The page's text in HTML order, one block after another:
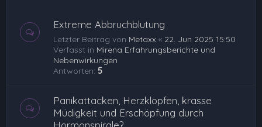
Extreme Abbruchblutung
Letzter Beitrag von Metaxx « 22. Jun 2025 15:50
Verfasst in Mirena Erfahrungsberichte und
Nebenwirkungen
Antworten: 5
Panikattacken, Herzklopfen, krasse
Müdigkeit und Erschöpfung durch